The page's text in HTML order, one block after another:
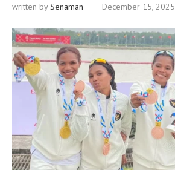
written bySenaman December 15, 2025